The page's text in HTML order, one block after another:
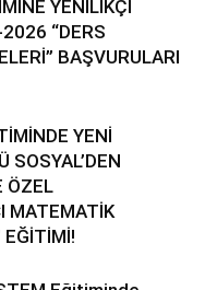
YENİLİKÇİ
2026 “DERS
BAŞVURULARI
YENİ
SOSYAL’DEN
ÖZEL
MATEMATİK
EĞİTİMİ!